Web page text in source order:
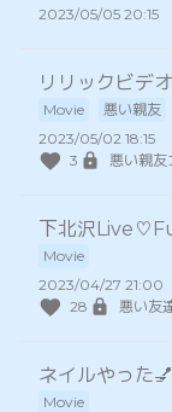
2023/05/05 20:15
リリックビデ
Movie
悪い親友
2023/05/02 18:15
3
悪い親友
下北沢
Movie
2023/04/27 21:00
28
悪い友
ネイルやった
Movie